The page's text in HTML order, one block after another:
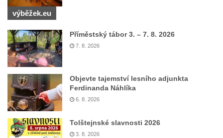
Kaple svatého Václava ve Vlčí
Kaple západně od Veltěž u silnice do
Černčic
Konětopech
Výklenková kaple u silnice jižně od Hřivic
Kaple svatého Vavřince na návsi v
výběžek.eu
Příměstský tábor 3. – 7. 8. 2026
7. 8. 2026
Objevte tajemství lesního adjunkta
Ferdinanda Náhlíka
6. 8. 2026
Tolštejnské slavnosti 2026
3. 8. 2026